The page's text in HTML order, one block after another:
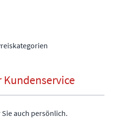
Kundenservice
auch persönlich.